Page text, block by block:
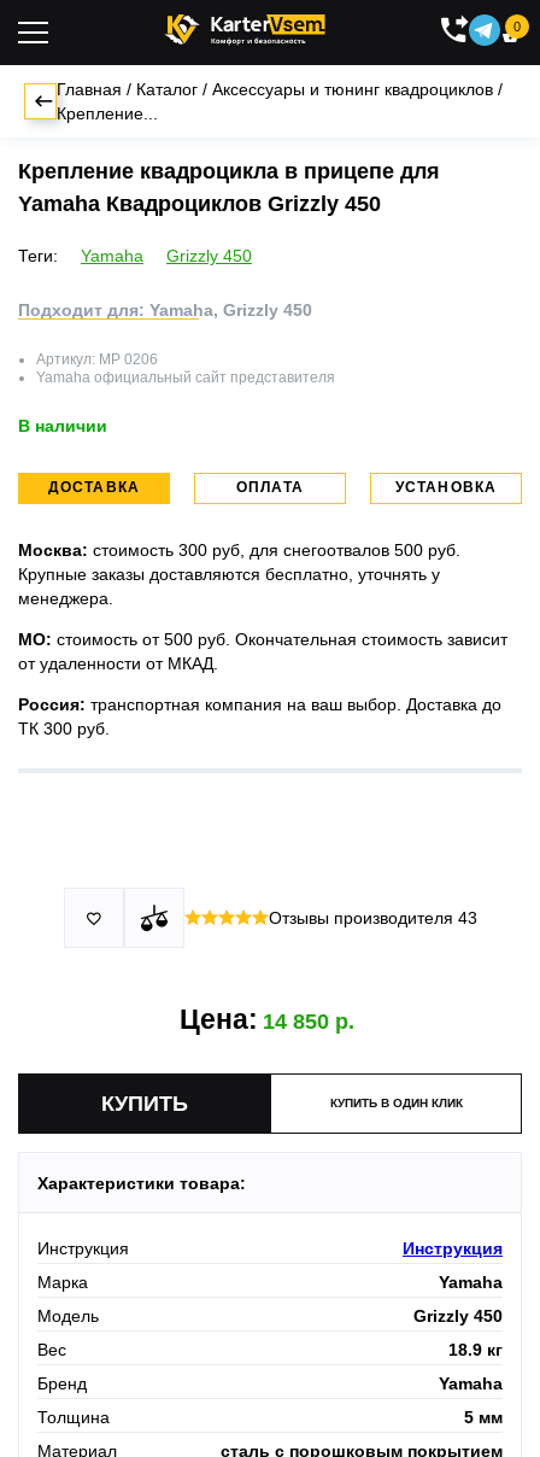

0
Главная / Каталог / Аксессуары и тюнинг квадроциклов /
Крепление...
Крепление квадроцикла в прицепе для
Yamaha Квадроциклов Grizzly 450
Теги: Yamaha Grizzly 450
Подходит для: Yamaha, Grizzly 450
Артикул: MP 0206
Yamaha официальный сайт представителя
В наличии
ДОСТАВКА ОПЛАТА УСТАНОВКА
Москва: стоимость 300 руб, для снегоотвалов 500 руб.
Крупные заказы доставляются бесплатно, уточнять у
менеджера.
МО: стоимость от 500 руб. Окончательная стоимость зависит
от удаленности от МКАД.
Россия: транспортная компания на ваш выбор. Доставка до
ТК 300 руб.
По России: оплата производится до момента отгрузки в ТК.
скидка 25%
 Отзывы производителя 43
Цена: 14 850
КУПИТЬ В ОДИН КЛИК
Характеристики товара:
Инструкция
Инструкция
Марка
Yamaha
Модель
Grizzly 450
Вес
18.9 кг
Бренд
Yamaha
Толщина
5 мм
Материал
сталь с порошковым покрытием